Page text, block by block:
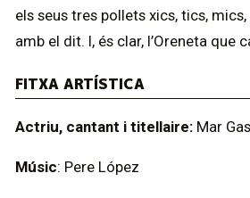
els seus tres pollets xics, tics,
amb el dit. I, és clar, l’Oreneta que
FITXA ARTÍSTICA
Actriu, cantant i titellaire: Mar
Músic: Pere López